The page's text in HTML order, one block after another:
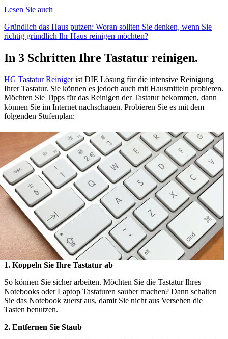
Lesen Sie auch
Gründlich das Haus putzen: Woran sollten Sie denken, wenn Sie
richtig gründlich Ihr Haus reinigen möchten?
In 3 Schritten Ihre Tastatur reinigen.
HG Tastatur Reinigerist DIE Lösung für die intensive Reinigung
Ihrer Tastatur. Sie können es jedoch auch mit Hausmitteln probieren.
Möchten Sie Tipps für das Reinigen der Tastatur bekommen, dann
können Sie im Internet nachschauen. Probieren Sie es mit dem
folgenden Stufenplan:
1. Koppeln Sie Ihre Tastatur ab
So können Sie sicher arbeiten. Möchten Sie die Tastatur Ihres
Notebooks oder Laptop Tastaturen sauber machen? Dann schalten
Sie das Notebook zuerst aus, damit Sie nicht aus Versehen die
Tasten benutzen.
2. Entfernen Sie Staub